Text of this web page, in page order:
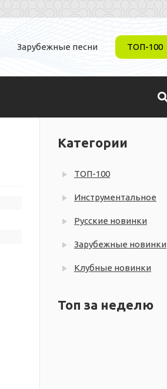
Зарубежные песни ТОП-100
Категории
ТОП-100
Инструментальное
Русские новинки
Зарубежные новинки
Клубные новинки
Топ за неделю